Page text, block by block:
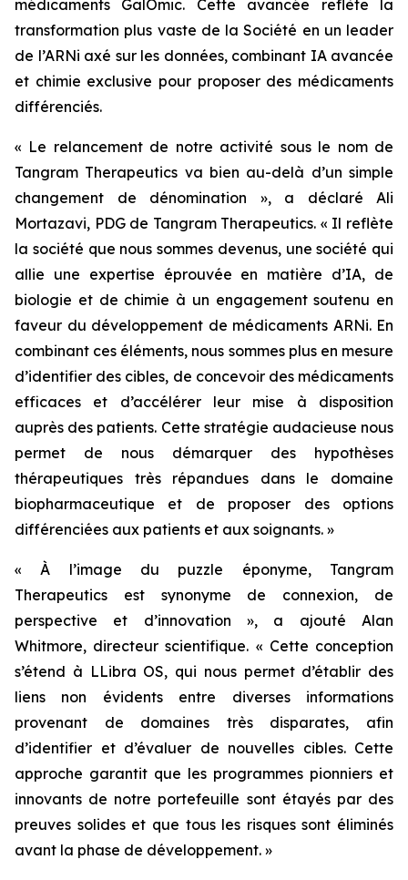
médicaments GalOmic. Cette avancée reflète la
transformation plus vaste de la Société en un leader
de l’ARNi axé sur les données, combinant IA avancée
et chimie exclusive pour proposer des médicaments
différenciés.
« Le relancement de notre activité sous le nom de
Tangram Therapeutics va bien au-delà d’un simple
changement de dénomination », a déclaré Ali
Mortazavi, PDG de Tangram Therapeutics. « Il reflète
la société que nous sommes devenus, une société qui
allie une expertise éprouvée en matière d’IA, de
biologie et de chimie à un engagement soutenu en
faveur du développement de médicaments ARNi. En
combinant ces éléments, nous sommes plus en mesure
d’identifier des cibles, de concevoir des médicaments
efficaces et d’accélérer leur mise à disposition
auprès des patients. Cette stratégie audacieuse nous
permet de nous démarquer des hypothèses
thérapeutiques très répandues dans le domaine
biopharmaceutique et de proposer des options
différenciées aux patients et aux soignants. »
« À l’image du puzzle éponyme, Tangram
Therapeutics est synonyme de connexion, de
perspective et d’innovation », a ajouté Alan
Whitmore, directeur scientifique. « Cette conception
s’étend à LLibra OS, qui nous permet d’établir des
liens non évidents entre diverses informations
provenant de domaines très disparates, afin
d’identifier et d’évaluer de nouvelles cibles. Cette
approche garantit que les programmes pionniers et
innovants de notre portefeuille sont étayés par des
preuves solides et que tous les risques sont éliminés
avant la phase de développement. »